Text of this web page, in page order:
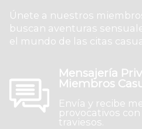
Únete a nuestros
buscan aventuras
el mundo de las citas
Mensajería
Miembros
Envía y recibe
provocativos
traviesos.